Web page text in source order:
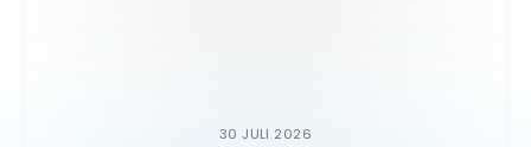
30 JULI 2026